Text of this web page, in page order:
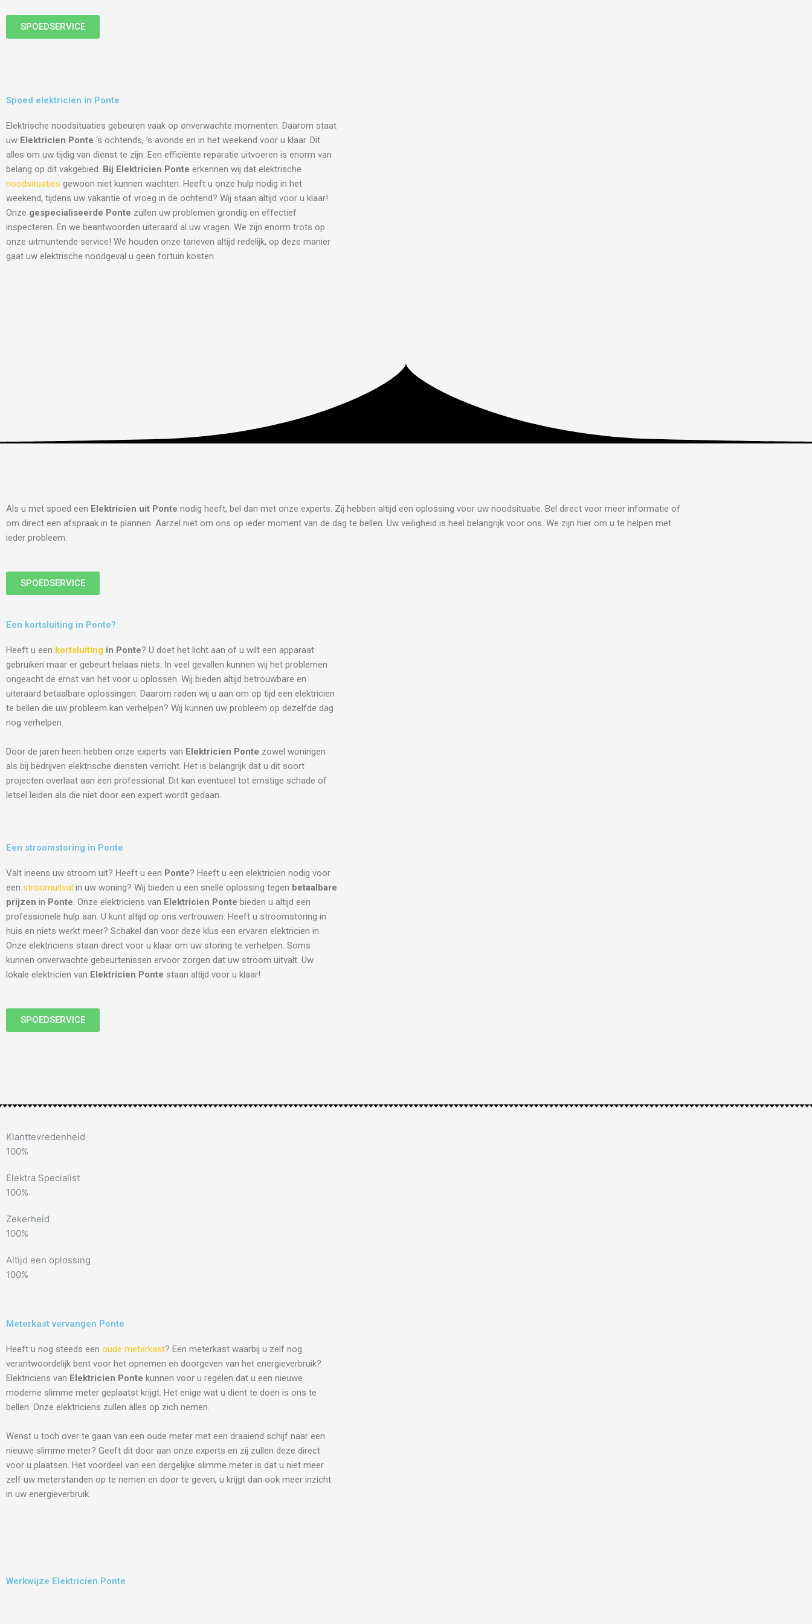
SPOEDSERVICE
Spoed elektricien in Ponte
Elektrische noodsituaties gebeuren vaak op onverwachte momenten. Daarom staat
uw Elektricien Ponte ‘s ochtends, ’s avonds en in het weekend voor u klaar. Dit
alles om uw tijdig van dienst te zijn. Een efficiënte reparatie uitvoeren is enorm van
belang op dit vakgebied. Bij Elektricien Ponte erkennen wij dat elektrische
noodsituaties gewoon niet kunnen wachten. Heeft u onze hulp nodig in het
weekend, tijdens uw vakantie of vroeg in de ochtend? Wij staan altijd voor u klaar!
Onze gespecialiseerde Ponte zullen uw problemen grondig en effectief
inspecteren. En we beantwoorden uiteraard al uw vragen. We zijn enorm trots op
onze uitmuntende service! We houden onze tarieven altijd redelijk, op deze manier
gaat uw elektrische noodgeval u geen fortuin kosten.
Als u met spoed een Elektricien uit Ponte nodig heeft, bel dan met onze experts. Zij hebben altijd een oplossing voor uw noodsituatie. Bel direct voor meer informatie of
om direct een afspraak in te plannen. Aarzel niet om ons op ieder moment van de dag te bellen. Uw veiligheid is heel belangrijk voor ons. We zijn hier om u te helpen met
ieder probleem.
SPOEDSERVICE
Een kortsluiting in Ponte?
Heeft u een kortsluiting in Ponte? U doet het licht aan of u wilt een apparaat
gebruiken maar er gebeurt helaas niets. In veel gevallen kunnen wij het problemen
ongeacht de ernst van het voor u oplossen. Wij bieden altijd betrouwbare en
uiteraard betaalbare oplossingen. Daarom raden wij u aan om op tijd een elektricien
te bellen die uw probleem kan verhelpen? Wij kunnen uw probleem op dezelfde dag
nog verhelpen.
Door de jaren heen hebben onze experts van Elektricien Ponte zowel woningen
als bij bedrijven elektrische diensten verricht. Het is belangrijk dat u dit soort
projecten overlaat aan een professional. Dit kan eventueel tot ernstige schade of
letsel leiden als die niet door een expert wordt gedaan.
Een stroomstoring in Ponte
Valt ineens uw stroom uit? Heeft u een Ponte? Heeft u een elektricien nodig voor
een stroomuitval in uw woning? Wij bieden u een snelle oplossing tegen betaalbare
prijzen in Ponte. Onze elektriciens van Elektricien Ponte bieden u altijd een
professionele hulp aan. U kunt altijd op ons vertrouwen. Heeft u stroomstoring in
huis en niets werkt meer? Schakel dan voor deze klus een ervaren elektricien in.
Onze elektriciens staan direct voor u klaar om uw storing te verhelpen. Soms
kunnen onverwachte gebeurtenissen ervoor zorgen dat uw stroom uitvalt. Uw
lokale elektricien van Elektricien Ponte staan altijd voor u klaar!
SPOEDSERVICE
Klanttevredenheid
100%
Elektra Specialist
100%
Zekerheid
100%
Altijd een oplossing
100%
Meterkast vervangen Ponte
Heeft u nog steeds een oude meterkast? Een meterkast waarbij u zelf nog
verantwoordelijk bent voor het opnemen en doorgeven van het energieverbruik?
Elektriciens van Elektricien Ponte kunnen voor u regelen dat u een nieuwe
moderne slimme meter geplaatst krijgt. Het enige wat u dient te doen is ons te
bellen. Onze elektriciens zullen alles op zich nemen.
Wenst u toch over te gaan van een oude meter met een draaiend schijf naar een
nieuwe slimme meter? Geeft dit door aan onze experts en zij zullen deze direct
voor u plaatsen. Het voordeel van een dergelijke slimme meter is dat u niet meer
zelf uw meterstanden op te nemen en door te geven, u krijgt dan ook meer inzicht
in uw energieverbruik.
Werkwijze Elektricien Ponte